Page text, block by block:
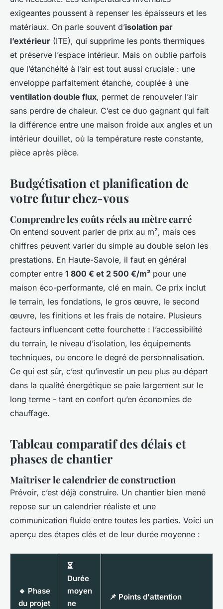
exigeantes poussent à repenser les épaisseurs et les
matériaux. On parle souvent d’isolation par
l’extérieur (ITE), qui supprime les ponts thermiques
et préserve l’espace intérieur. Mais on oublie parfois
que l’étanchéité à l’air est tout aussi cruciale : une
enveloppe parfaitement étanche, couplée à une
ventilation double flux, permet de renouveler l’air
sans perdre de chaleur. C’est ce duo gagnant qui fait
la différence entre une maison froide aux angles et un
intérieur douillet, où la température reste constante,
pièce après pièce.
Budgétisation et planification de
votre futur chez-vous
Comprendre les coûts réels au mètre carré
On entend souvent parler de prix au m², mais ces
chiffres peuvent varier du simple au double selon les
prestations. En Haute-Savoie, il faut en général
compter entre 1 800 € et 2 500 €/m² pour une
maison éco-performante, clé en main. Ce prix inclut
le terrain, les fondations, le gros œuvre, le second
œuvre, les finitions et les frais de notaire. Plusieurs
facteurs influencent cette fourchette : l’accessibilité
du terrain, le niveau d’isolation, les équipements
techniques, ou encore le degré de personnalisation.
Ce qui est sûr, c’est qu’investir un peu plus au départ
dans la qualité énergétique se paie largement sur le
long terme - tant en confort qu’en économies de
chauffage.
Tableau comparatif des délais et
phases de chantier
Maîtriser le calendrier de construction
Prévoir, c’est déjà construire. Un chantier bien mené
repose sur un calendrier réaliste et une
communication fluide entre toutes les parties. Voici un
aperçu des étapes clés et de leur durée moyenne :
🔹 Phase
du projet
⏳
Durée
moyen
ne
📌 Points d'attention